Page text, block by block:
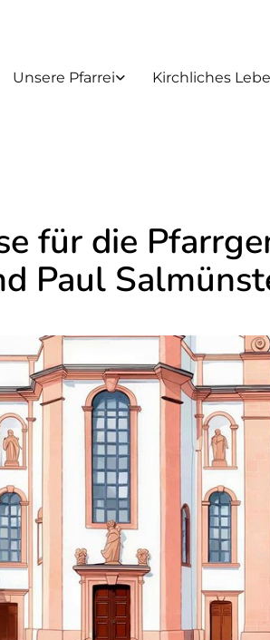
Unsere Pfarrei Kirchliches
für die
Paul